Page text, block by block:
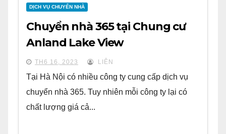
DỊCH VỤ CHUYỂN NHÀ
Chuyển nhà 365 tại Chung cư
Anland Lake View
TH6 16, 2023 LIÊN
Tại Hà Nội có nhiều công ty cung cấp dịch vụ
chuyển nhà 365. Tuy nhiên mỗi công ty lại có
chất lượng giá cả...